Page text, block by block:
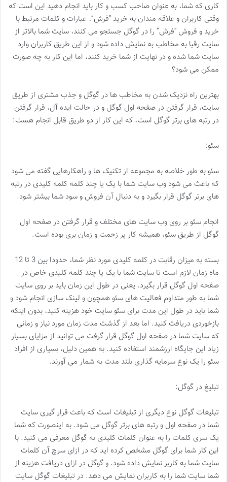
کاری که شما، به عنوان صاحب کسب و کار باید انجام دهید این است که
وقتی کاربران و علاقه مندان به خرید “فرش”، عبارات و کلمات مرتبط با
خرید و فروش “فرش” را در گوگل جستجو می کنند، سایت شما بالاتر از
سایت رقبا به مخاطب به نمایش داده شود و از این طریق کاربران وارد
سایت شما شده و در نهایت از شما خرید کنند، اما این کار به چه صورت
ممکن می شود؟
بهترین راه نزدیک شدن به مخاطب ها در گوگل و جذب مشتری از طریق
سایت، قرار گرفتن در صفحه اول گوگل و در حالت ایده آل، قرار گرفتن
در رتبه های برتر گوگل است، که این کار از دو طریق قابل انجام هست:
سئو:
سئو به طور خلاصه به مجموعه از تکنیک ها و راهکارهایی گفته می شود
که باعث می شود وب سایت شما با یک یا چند کلمه کلمه کلیدی در رتبه
های برتر گوگل قرار بگیرد و به دنبال آن فروش و سود شما بیشتر شود.
انجام سئو بر روی وب سایت های مختلف و قرار گرفتن در صفحه اول
گوگل از طریق سئو، همیشه کار پر زحمت و زمان بری بوده است.
بسته به میزان رقابت در کلمه کلیدی مورد نظر شما، حدودا بین 3 تا 12
ماه زمان لازم است تا سایت شما با یک یا چند کلمه کلیدی خاص در
صفحه اول گوگل قرار بگیرد. یعنی در طول این زمان باید بر روی سایت
شما به طور متداوم فعالیت های سئو همچون و لینک سازی انجام شود و
شما باید در طول این مدت برای سئو سایت خود هزینه کنید، بدون اینکه
بازخوردی دریافت کنید. اما بعد از گذشت مدت زمان مورد نیاز و زمانی
که سایت شما در صفحه اول گوگل قرار گرفت می توانید از مزایای بسیار
زیاد این جایگاه ارزشمند استفاده کنید. به همین دلیل، بسیاری از افراد
سئو را یک نوع سرمایه گذاری بلند مدت به شمار می آورند.
تبلیغ در گوگل:
تبلیغات گوگل نوع دیگری از تبلیغات است که باعث قرار گیری سایت
شما در صفحه اول و رتبه های برتر گوگل می شود. به اینصورت که شما
یک سری کلمات را به عنوان کلمات کلیدی به گوگل معرفی می کنید. با
این کار شما برای گوگل مشخص کرده اید که در ازای سرچ آن کلمات
سایت شما به کاربر نمایش داده شود. و گوگل در ازای دریافت هزینه از
شما سایت شما را به کاربران نمایش می دهد. در تبلیغات گوگل سایت